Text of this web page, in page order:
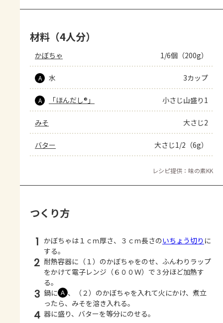
材料（4人分）
かぼちゃ 1/6個（200g）
A 水 3カップ
A 「ほんだし®」 小さじ山盛り1
みそ 大さじ2
バター 大さじ1/2（6g）
レシピ提供：味の素KK
つくり方
1 かぼちゃは１ｃｍ厚さ、３ｃｍ長さのいちょう切り に
する。
2 耐熱容器に（１）のかぼちゃをのせ、ふんわりラップ
をかけて電子レンジ（６００Ｗ）で３分ほど加熱す
る。
3 鍋に Ａ 、（２）のかぼちゃを入れて火にかけ、煮立
ったら、みそを溶き入れる。
4 器に盛り、バターを等分にのせる。